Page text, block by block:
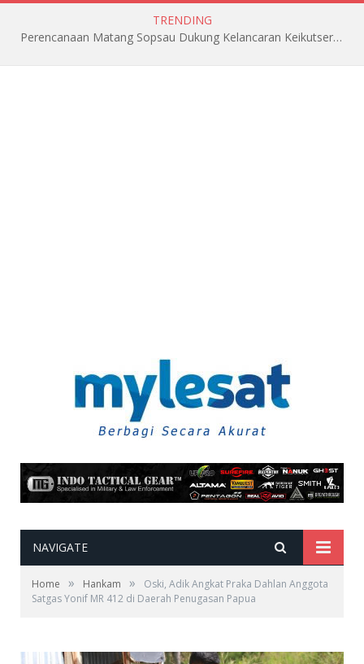
TRENDING
Perencanaan Matang Sopsau Dukung Kelancaran Keikutsertaan TNI AU di Pitch Black 2026
NAVIGATE
Home » Hankam »
Oski, Adik Angkat Praka Dahlan Anggota
Satgas Yonif MR 412 di Daerah Penugasan Papua